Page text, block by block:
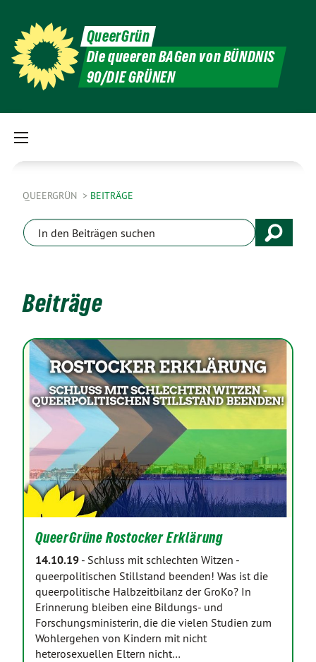
QueerGrün
Die queeren BAGen von BÜNDNIS
90/DIE GRÜNEN
QUEERGRÜN BEITRÄGE
Beiträge
QueerGrüne Rostocker Erklärung
14.10.19 - Schluss mit schlechten Witzen -
queerpolitischen Stillstand beenden! Was ist die
queerpolitische Halbzeitbilanz der GroKo? In
Erinnerung bleiben eine Bildungs- und
Forschungsministerin, die die vielen Studien zum
Wohlergehen von Kindern mit nicht
heterosexuellen Eltern nicht…